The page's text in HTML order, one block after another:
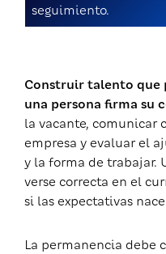
seguimiento.
Construir talento que
una persona firma su
la vacante, comunicar
empresa y evaluar el
y la forma de trabajar.
verse correcta en el
si las expectativas
La permanencia debe